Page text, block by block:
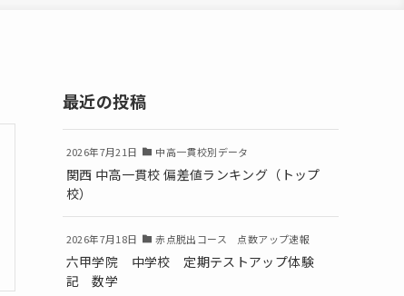
最近の投稿
2026年7月21日 中高一貫校別データ
関西 中高一貫校 偏差値ランキング（トップ
校）
2026年7月18日 赤点脱出コース 点数アップ速報
六甲学院 中学校 定期テストアップ体験
記 数学